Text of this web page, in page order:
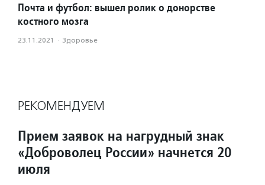
Почта и футбол: вышел ролик о донорстве
костного мозга
23.11.2021 · Здоровье
РЕКОМЕНДУЕМ
Прием заявок на нагрудный знак
«Доброволец России» начнется 20
июля